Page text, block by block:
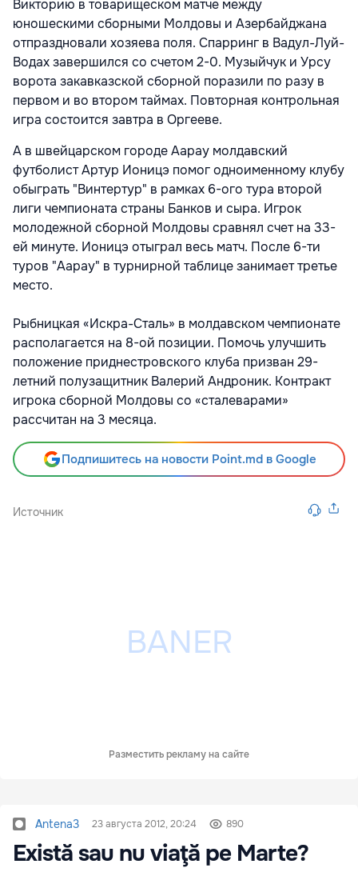
Викторию в товарищеском матче между
юношескими сборными Молдовы и Азербайджана
отпраздновали хозяева поля. Спарринг в Вадул-Луй-
Водах завершился со счетом 2-0. Музыйчук и Урсу
ворота закавказской сборной поразили по разу в
первом и во втором таймах. Повторная контрольная
игра состоится завтра в Оргееве.
А в швейцарском городе Аарау молдавский
футболист Артур Ионицэ помог одноименному клубу
обыграть "Винтертур" в рамках 6-ого тура второй
лиги чемпионата страны Банков и сыра. Игрок
молодежной сборной Молдовы сравнял счет на 33-
ей минуте. Ионицэ отыграл весь матч. После 6-ти
туров "Аарау" в турнирной таблице занимает третье
место.
Рыбницкая «Искра-Сталь» в молдавском чемпионате
располагается на 8-ой позиции. Помочь улучшить
положение приднестровского клуба призван 29-
летний полузащитник Валерий Андроник. Контракт
игрока сборной Молдовы со «сталеварами»
рассчитан на 3 месяца.
Подпишитесь на новости Point.md в Google
Источник
Разместить рекламу на сайте
Antena3 23 августа 2012, 20:24 890
Există sau nu viaţă pe Marte?